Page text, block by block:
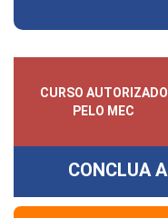
CURSO AUTORIZADO
PELO MEC
CONCLUA